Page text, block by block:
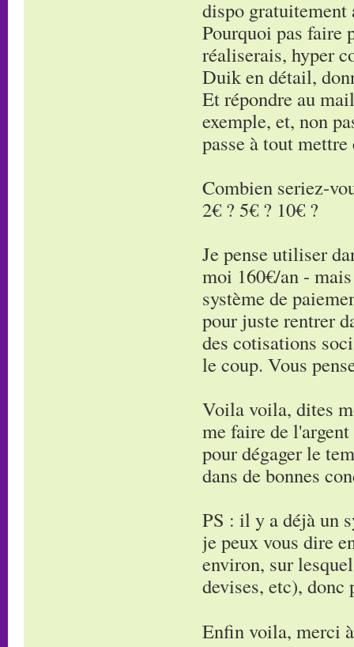
dispo gratuitement
Pourquoi pas faire
réaliserais, hyper
Duik en détail,
Et répondre au
exemple, et, non
passe à tout
Combien seriez-
2€ ? 5€ ? 10€ ?
Je pense utiliser
moi 160€/an -
système de
pour juste rentrer
des cotisations
le coup. Vous
Voila voila, dites
me faire de
pour dégager le
dans de bonnes
PS : il y a déjà un
je peux vous dire
environ, sur
devises, etc), donc
Enfin voila, merci